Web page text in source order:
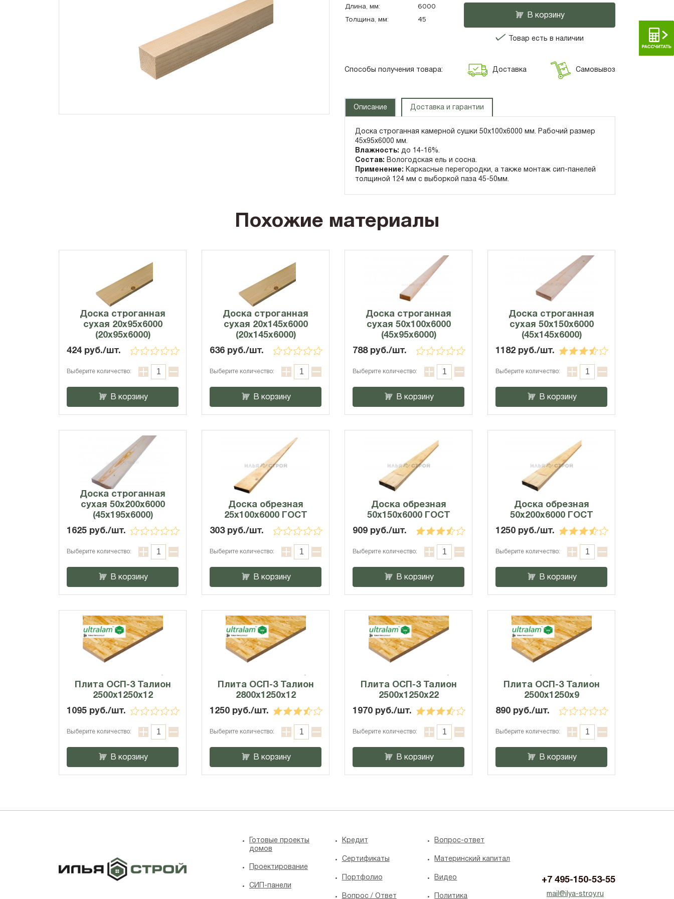
Панорамные окна
Длина, мм:
6000
Толщина, мм:
45 В корзину
Товар есть в наличии
Способы получения товара: Доставка Самовывоз
Описание Доставка и гарантии
Доска строганная камерной сушки 50х100х6000 мм. Рабочий размер
45x95x6000 мм.
Влажность: до 14-16%.
Состав: Вологодская ель и сосна.
Применение: Каркасные перегородки, а также монтаж сип-панелей
толщиной 124 мм с выборкой паза 45-50мм.
Похожие материалы
Доска строганная
сухая 20х95х6000
(20x95x6000)
424 руб./шт.
Выберите количество:
В корзину
Доска строганная
сухая 20х145х6000
(20x145x6000)
636 руб./шт.
Выберите количество:
В корзину
Доска строганная
сухая 50х100х6000
(45x95x6000)
788 руб./шт.
Выберите количество:
В корзину
Доска строганная
сухая 50х150х6000
(45x145x6000)
1182 руб./шт.
Выберите количество:
В корзину
Доска строганная
сухая 50х200х6000
(45x195x6000)
1625 руб./шт.
Выберите количество:
В корзину
Доска обрезная
25х100х6000 ГОСТ
303 руб./шт.
Выберите количество:
В корзину
Доска обрезная
50х150х6000 ГОСТ
909 руб./шт.
Выберите количество:
В корзину
Доска обрезная
50х200х6000 ГОСТ
1250 руб./шт.
Выберите количество:
В корзину
Плита ОСП-3 Талион
2500x1250x12
1095 руб./шт.
Выберите количество:
В корзину
Плита ОСП-3 Талион
2800x1250x12
1250 руб./шт.
Выберите количество:
В корзину
Плита ОСП-3 Талион
2500x1250x22
1970 руб./шт.
Выберите количество:
В корзину
Плита ОСП-3 Талион
2500x1250x9
890 руб./шт.
Выберите количество:
В корзину
Готовые проекты
домов
Проектирование
СИП-панели
Кредит
Сертификаты
Портфолио
Вопрос / Ответ
Вопрос-ответ
Материнский капитал
Видео
Политика
+7 495-150-53-55
mail@ilya-stroy.ru